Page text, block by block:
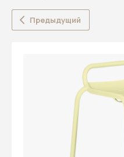
Предыдущий